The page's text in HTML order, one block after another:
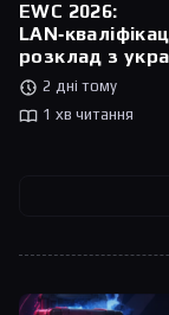
EWC 2026:
розклад з
2 дні тому
1 хв читання